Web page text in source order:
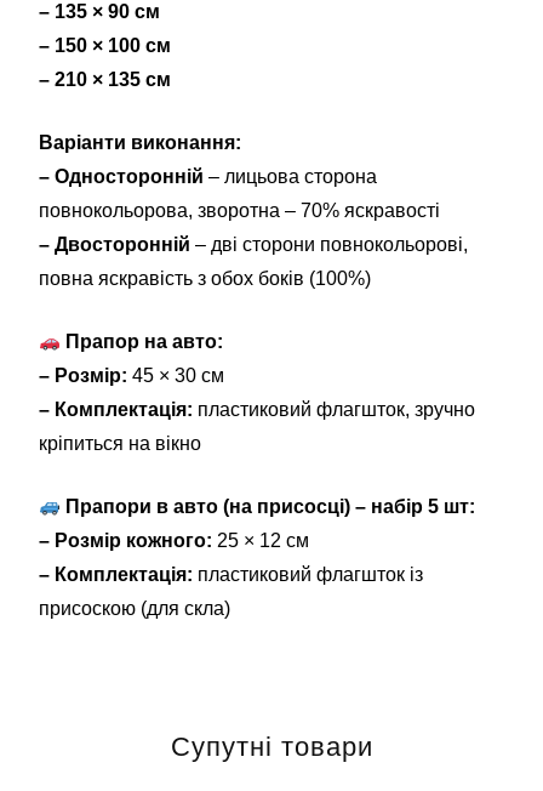
– 135 × 90 см
– 150 × 100 см
– 210 × 135 см
Варіанти виконання:
– Односторонній – лицьова сторона
повнокольорова, зворотна – 70% яскравості
– Двосторонній – дві сторони повнокольорові,
повна яскравість з обох боків (100%)
Прапор на авто:
– Розмір: 45 × 30 см
– Комплектація: пластиковий флагшток, зручно
кріпиться на вікно
Прапори в авто (на присосці) – набір 5 шт:
– Розмір кожного: 25 × 12 см
– Комплектація: пластиковий флагшток із
присоскою (для скла)
Супутні товари